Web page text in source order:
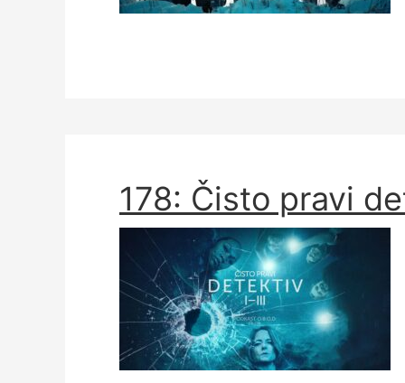
178: Čisto pravi